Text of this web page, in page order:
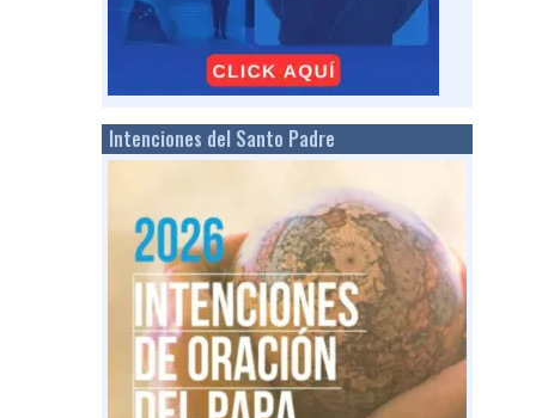
Intenciones del Santo Padre